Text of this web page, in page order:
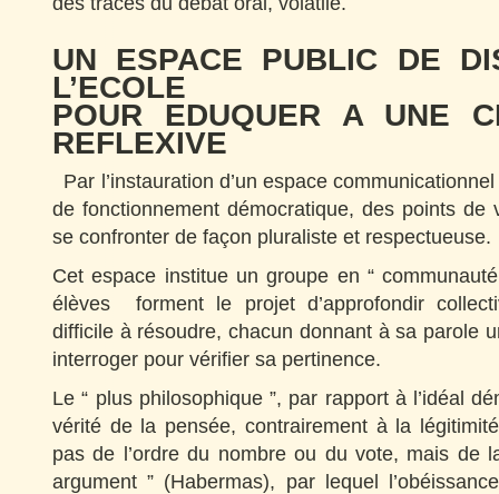
UN ESPACE PUBLIC DE
L’ECOLE
POUR EDUQUER A UNE
REFLEXIVE
Par l’instauration d’un espace
de fonctionnement démocratique, des points de
se confronter de façon pluraliste et respectueuse.
Cet espace institue un groupe en “
élèves forment le projet d’approfondir
difficile à résoudre, chacun donnant à sa parole
interroger pour vérifier sa pertinence.
Le “ plus philosophique ”, par rapport à l’idéal
vérité de la pensée, contrairement à la légitimité
pas de l’ordre du nombre ou du vote, mais de
argument ” (Habermas), par lequel